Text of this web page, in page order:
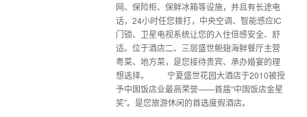
网、保险柜、保鲜冰箱等设施，并且有长途电
话，24小时任您拨打，中央空调、智能感应IC
门锁、卫星电视系统让您的入住倍感安全、舒
适。位于酒店二、三层盛世鲍翅海鲜餐厅主营
粤菜、地方菜，是您接待贵宾、承办婚宴的理
想选择。 宁夏盛世花园大酒店于2010被授
予中国饭店业最高荣誉——首届“中国饭店金星
奖”。是您旅游休闲的首选度假酒店。